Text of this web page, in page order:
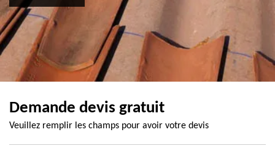
Demande devis gratuit
Veuillez remplir les champs pour avoir votre devis